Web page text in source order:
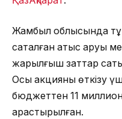
Жамбыл облысында
сақталған атыс қаруы
жарылғыш заттар
Осы акцияны өткізу
бюджеттен 11
қарастырылған.